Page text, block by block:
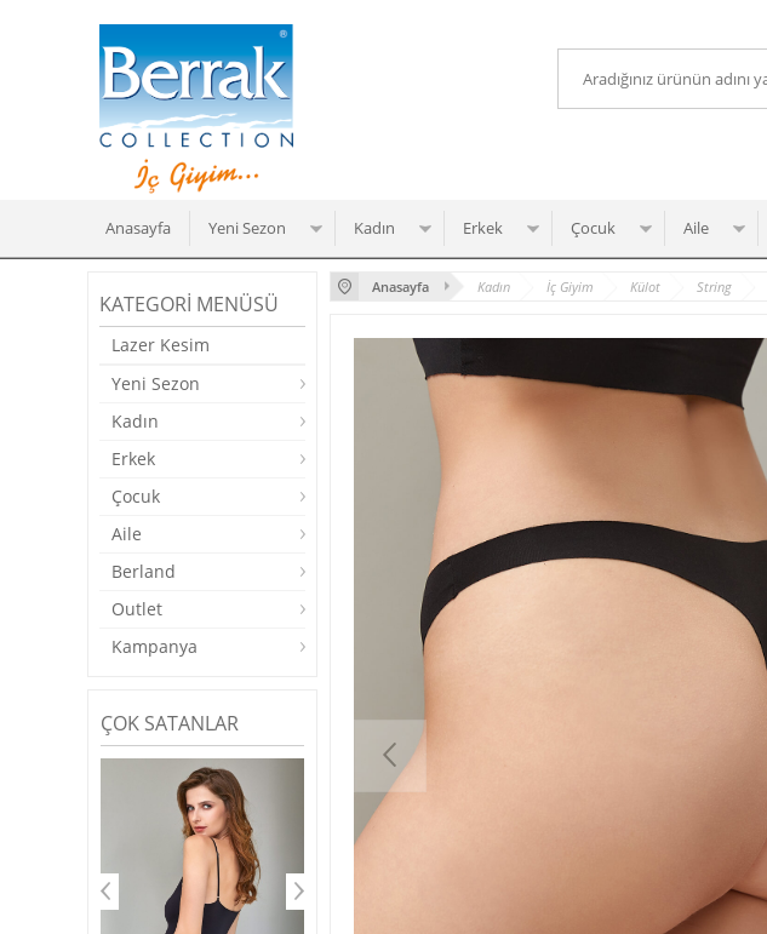
Anasayfa Yeni Sezon Kadın Erkek Çocuk Aile
KATEGORI MENÜSÜ
Lazer Kesim
Yeni Sezon
Kadın
Erkek
Çocuk
Aile
Berland
Outlet
Kampanya
ÇOK SATANLAR
Anasayfa Kadın İç Giyim Külot String